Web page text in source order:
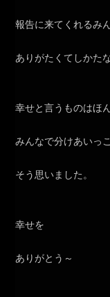
報告に来てくれるみ
ありがたくてしかた
幸せと言うものはほ
みんなで分けあいっ
そう思いました。
幸せを
ありがとう～